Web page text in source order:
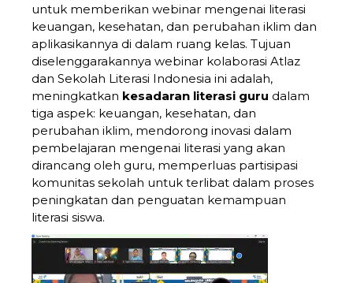
untuk memberikan webinar mengenai literasi
keuangan, kesehatan, dan perubahan iklim dan
aplikasikannya di dalam ruang kelas. Tujuan
diselenggarakannya webinar kolaborasi Atlaz
dan Sekolah Literasi Indonesia ini adalah,
meningkatkan kesadaran literasi guru dalam
tiga aspek: keuangan, kesehatan, dan
perubahan iklim, mendorong inovasi dalam
pembelajaran mengenai literasi yang akan
dirancang oleh guru, memperluas partisipasi
komunitas sekolah untuk terlibat dalam proses
peningkatan dan penguatan kemampuan
literasi siswa.